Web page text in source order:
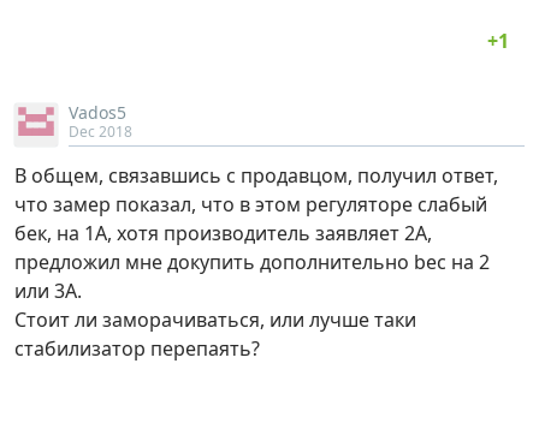
Vados5
Dec 2018
В общем, связавшись с продавцом, получил ответ,
что замер показал, что в этом регуляторе слабый
бек, на 1А, хотя производитель заявляет 2А,
предложил мне докупить дополнительно bec на 2
или 3А.
Стоит ли заморачиваться, или лучше таки
стабилизатор перепаять?